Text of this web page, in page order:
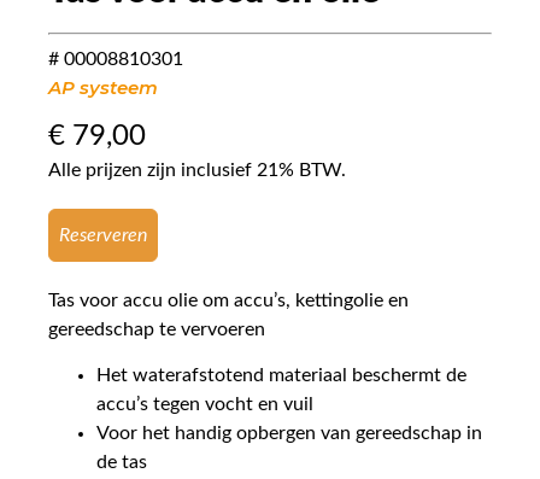
# 00008810301
AP systeem
€ 79,00
Alle prijzen zijn inclusief 21% BTW.
Reserveren
Tas voor accu olie om accu’s, kettingolie en
gereedschap te vervoeren
Het waterafstotend materiaal beschermt de
accu’s tegen vocht en vuil
Voor het handig opbergen van gereedschap in
de tas